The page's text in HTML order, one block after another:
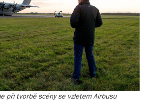
při tvorbě scény se vzletem Airbusu